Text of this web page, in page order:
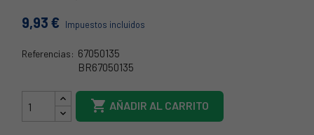
9,93 € Impuestos incluidos
Referencias: 67050135
BR67050135
 AÑADIR AL CARRITO